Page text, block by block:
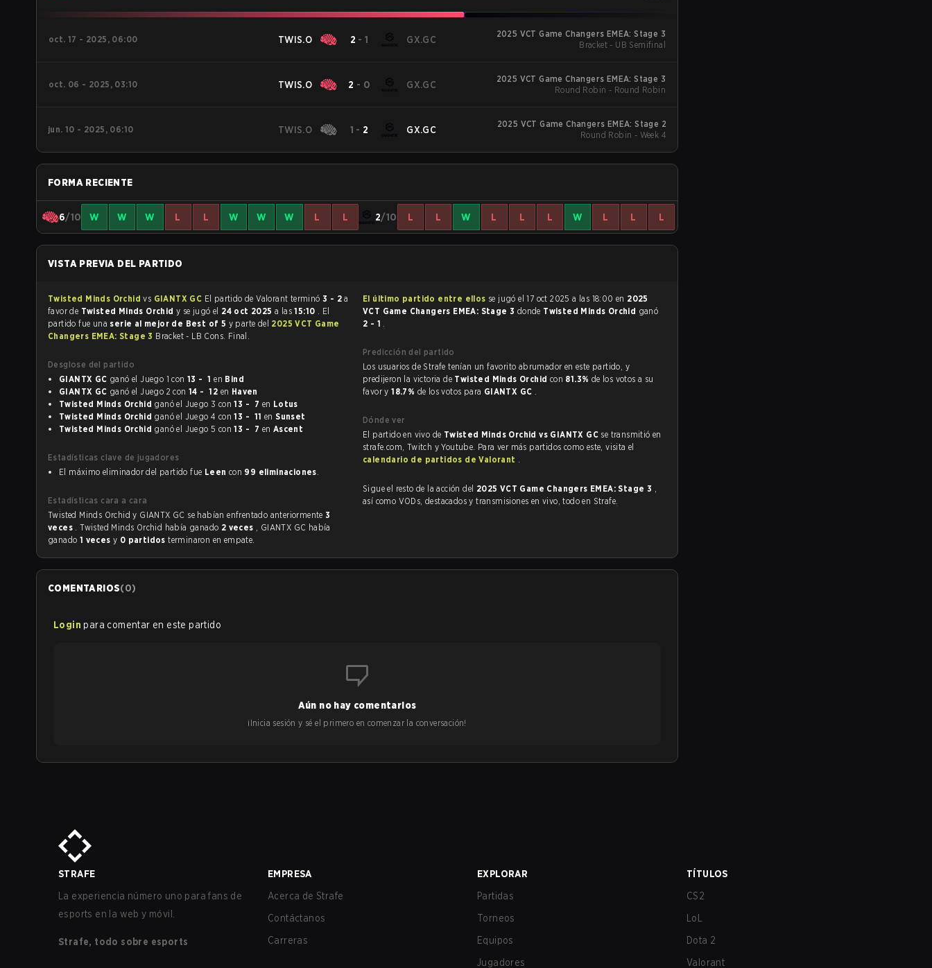
oct. 17 - 2025, 06:00 TWIS.O 2 -1 GX.GC
2025 VCT Game Changers EMEA: Stage 3
Bracket - UB Semifinal
oct. 06 - 2025, 03:10 TWIS.O 2 - 0 GX.GC
2025 VCT Game Changers EMEA: Stage 3
Round Robin - Round Robin
jun. 10 - 2025, 06:10 TWIS.O 1 - 2 GX.GC
2025 VCT Game Changers EMEA: Stage 2
Round Robin - Week 4
FORMA RECIENTE
6/10 W W W L L W W W L L 2/10 L L W L L L W L L L
VISTA PREVIA DEL PARTIDO
Twisted Minds Orchidvs GIANTX GC El partido de Valorant terminó 3 - 2a
favor de Twisted Minds Orchid y se jugó el 24 oct 2025 a las15:10 . El
partido fue una serie al mejor de Best of 5 y parte del 2025 VCT Game
Changers EMEA: Stage 3 Bracket - LB Cons. Final.
Desglose del partido
GIANTX GC
ganó el Juego 1 con 13 - 1 en Bind
GIANTX GC
ganó el Juego 2 con 14 - 12 en Haven
Twisted Minds Orchid
ganó el Juego 3 con 13 - 7 en Lotus
Twisted Minds Orchid
ganó el Juego 4 con 13 - 11 enSunset
Twisted Minds Orchid
ganó el Juego 5 con 13 - 7 en Ascent
Estadísticas clave de jugadores
El máximo eliminador del partido fue Leen con 99 eliminaciones.
Estadísticas cara a cara
Twisted Minds Orchid y GIANTX GC se habían enfrentado anteriormente3
veces . Twisted Minds Orchid había ganado 2 veces , GIANTX GC había
ganado 1 veces y 0 partidosterminaron en empate.
El último partido entre ellos se jugó el 17 oct 2025 a las 18:00 en 2025
VCT Game Changers EMEA: Stage 3 donde Twisted Minds Orchid ganó
2 - 1 .
Predicción del partido
Los usuarios de Strafe tenían un favorito abrumador en este partido, y
predijeron la victoria de Twisted Minds Orchid con 81.3% de los votos a su
favor y18.7% de los votos para GIANTX GC .
Dónde ver
El partido en vivo de Twisted Minds Orchid vs GIANTX GC se transmitió en
strafe.com, Twitch y Youtube. Para ver más partidos como este, visita el
calendario de partidos de Valorant .
Sigue el resto de la acción del 2025 VCT Game Changers EMEA: Stage 3 ,
así como VODs, destacados y transmisiones en vivo, todo en Strafe.
COMENTARIOS(0)
Login para comentar en este partido
Aún no hay comentarios
¡Inicia sesión y sé el primero en comenzar la conversación!
STRAFE
La experiencia número uno para fans de
esports en la web y móvil.
Strafe, todo sobre esports
EMPRESA
Acerca de Strafe
Contáctanos
Carreras
EXPLORAR
Partidas
Torneos
Equipos
Jugadores
TÍTULOS
CS2
LoL
Dota 2
Valorant